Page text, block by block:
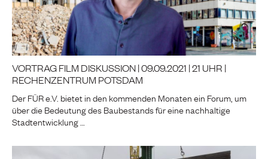
VORTRAG FILM DISKUSSION | 09.09.2021 | 21 UHR |
RECHENZENTRUM POTSDAM
Der FÜR e.V. bietet in den kommenden Monaten ein Forum, um
über die Bedeutung des Baubestands für eine nachhaltige
Stadtentwicklung …